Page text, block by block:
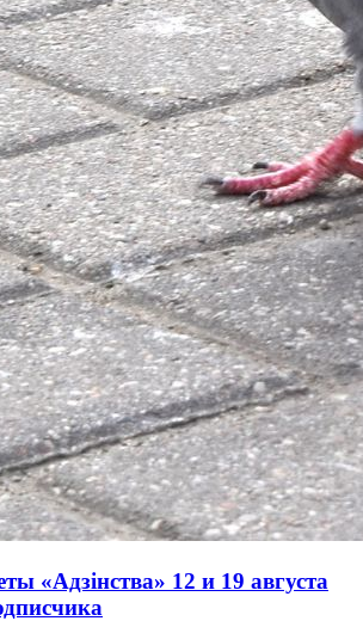
«Адзінства» 12 и 19 августа